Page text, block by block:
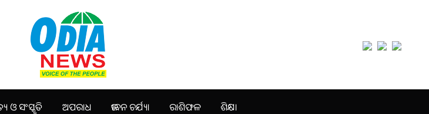
ଓ ସଂସ୍କୃତି ଅପରାଧ ଜୀବନ ଚର୍ଯ୍ୟା ରାଶିଫଳ ଶିକ୍ଷା